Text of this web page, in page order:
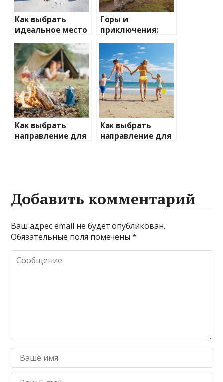
Как выбрать
идеальное место
для зимнего
отдыха
Горы и
приключения:
лучшие
направления для
активного
отдыха
Как выбрать
направление для
Как выбрать
направление для
Добавить комментарий
Ваш адрес email не будет опубликован.
Обязательные поля помечены*